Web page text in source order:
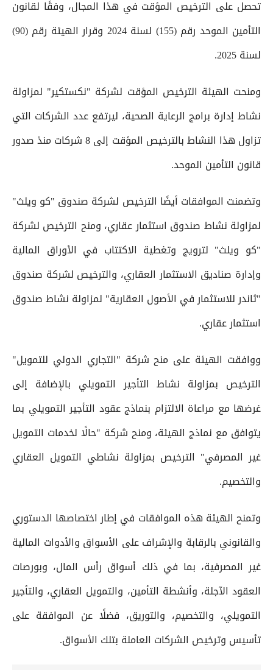
تحصل على الترخيص المؤقت في هذا المجال، وفقًا لقانون
التأمين الموحد رقم (155) لسنة 2024 وقرار الهيئة رقم (90)
لسنة 2025.
ومنحت الهيئة الترخيص المؤقت لشركة "نكستكير" لمزاولة
نشاط إدارة برامج الرعاية الصحية، ليرتفع عدد الشركات التي
تزاول هذا النشاط بالترخيص المؤقت إلى 8 شركات منذ صدور
قانون التأمين الموحد.
وتضمنت الموافقات أيضًا الترخيص لشركة صندوق "كو ويلث"
لمزاولة نشاط صندوق استثمار عقاري، ومنح الترخيص لشركة
"كو ويلث" لترويج وتغطية الاكتتاب في الأوراق المالية
وإدارة صناديق الاستثمار العقاري، والترخيص لشركة صندوق
"ثاندر للاستثمار في الأصول العقارية" لمزاولة نشاط صندوق
استثمار عقاري.
ووافقت الهيئة على منح شركة "التجاري الدولي للتمويل"
الترخيص بمزاولة نشاط التأجير التمويلي بالإضافة إلى
غرضها مع مراعاة الالتزام بنماذج عقود التأجير التمويلي بما
يتوافق مع نماذج الهيئة، ومنح شركة "حالًا لخدمات التمويل
غير المصرفي" الترخيص بمزاولة نشاطي التمويل العقاري
والتخصيم.
وتمنح الهيئة هذه الموافقات في إطار اختصاصها الدستوري
والقانوني بالرقابة والإشراف على الأسواق والأدوات المالية
غير المصرفية، بما في ذلك أسواق رأس المال، وبورصات
العقود الآجلة، وأنشطة التأمين، والتمويل العقاري، والتأجير
التمويلي، والتخصيم، والتوريق، فضلًا عن الموافقة على
تأسيس وترخيص الشركات العاملة بتلك الأسواق.